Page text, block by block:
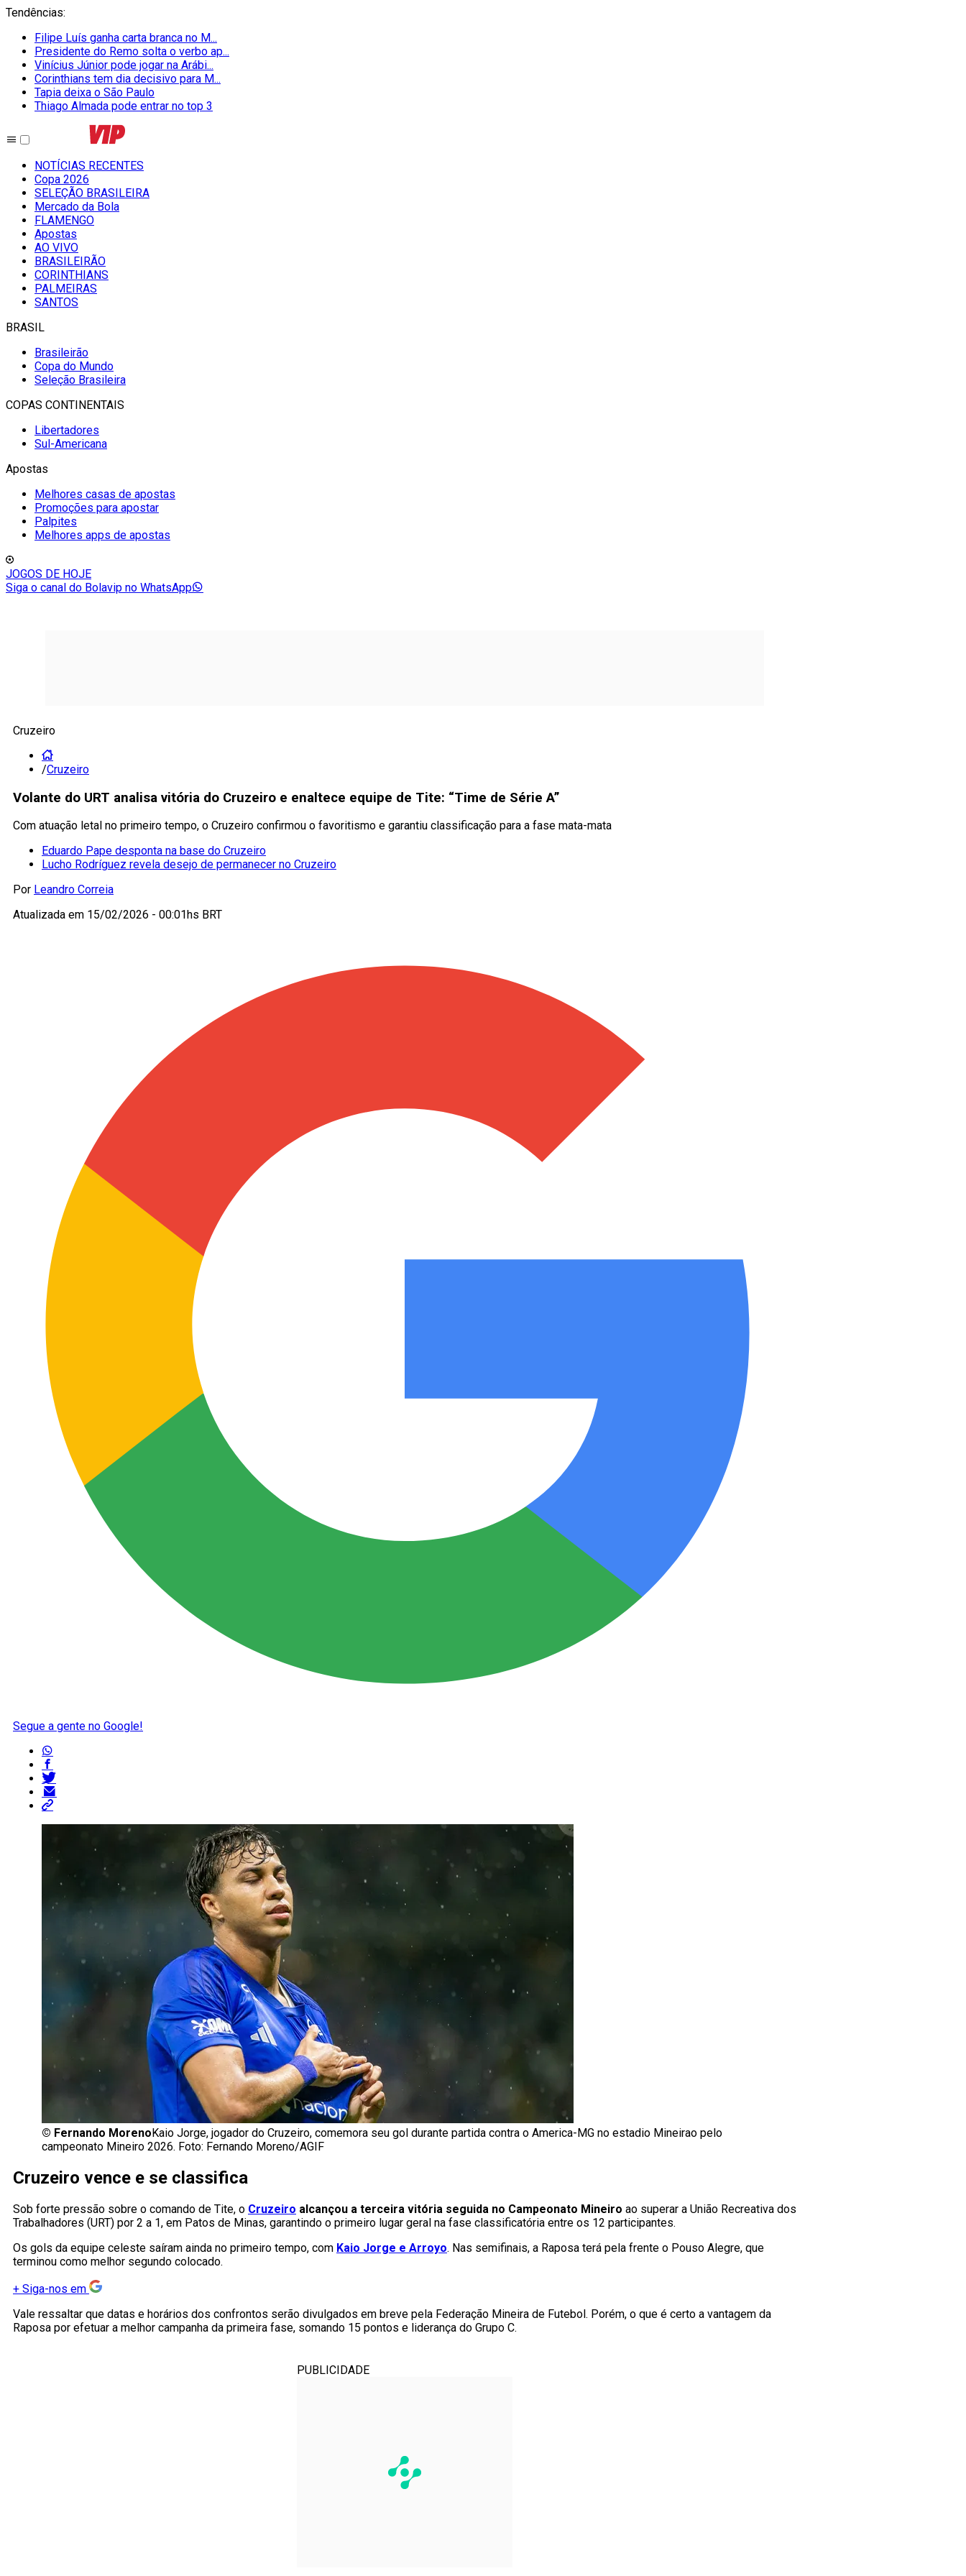
Tendências:
Filipe Luís ganha carta branca no M...
Presidente do Remo solta o verbo ap...
Vinícius Júnior pode jogar na Arábi...
Corinthians tem dia decisivo para M...
Tapia deixa o São Paulo
Thiago Almada pode entrar no top 3
NOTÍCIAS RECENTES
Copa 2026
SELEÇÃO BRASILEIRA
Mercado da Bola
FLAMENGO
Apostas
AO VIVO
BRASILEIRÃO
CORINTHIANS
PALMEIRAS
SANTOS
BRASIL
Brasileirão
Copa do Mundo
Seleção Brasileira
COPAS CONTINENTAIS
Libertadores
Sul-Americana
Apostas
Melhores casas de apostas
Promoções para apostar
Palpites
Melhores apps de apostas
JOGOS DE HOJE
Siga o canal do Bolavip no WhatsApp
Cruzeiro
/Cruzeiro
Volante do URT analisa vitória do Cruzeiro e enaltece equipe de Tite: “Time de Série A”
Com atuação letal no primeiro tempo, o Cruzeiro confirmou o favoritismo e garantiu classificação para a fase mata-mata
Eduardo Pape desponta na base do Cruzeiro
Lucho Rodríguez revela desejo de permanecer no Cruzeiro
Por Leandro Correia
Atualizada em 15/02/2026 - 00:01hs BRT
Segue a gente no Google!
© Fernando Moreno Kaio Jorge, jogador do Cruzeiro, comemora seu gol durante partida contra o America-MG no estadio Mineirao pelo
campeonato Mineiro 2026. Foto: Fernando Moreno/AGIF
Cruzeiro vence e se classifica
Sob forte pressão sobre o comando de Tite, o Cruzeiro alcançou a terceira vitória seguida no Campeonato Mineiro ao superar a União Recreativa dos
Trabalhadores (URT) por 2 a 1, em Patos de Minas, garantindo o primeiro lugar geral na fase classificatória entre os 12 participantes.
Os gols da equipe celeste saíram ainda no primeiro tempo, com Kaio Jorge e Arroyo. Nas semifinais, a Raposa terá pela frente o Pouso Alegre, que
terminou como melhor segundo colocado.
+ Siga-nos em
Vale ressaltar que datas e horários dos confrontos serão divulgados em breve pela Federação Mineira de Futebol. Porém, o que é certo a vantagem da
Raposa por efetuar a melhor campanha da primeira fase, somando 15 pontos e liderança do Grupo C.
PUBLICIDADE